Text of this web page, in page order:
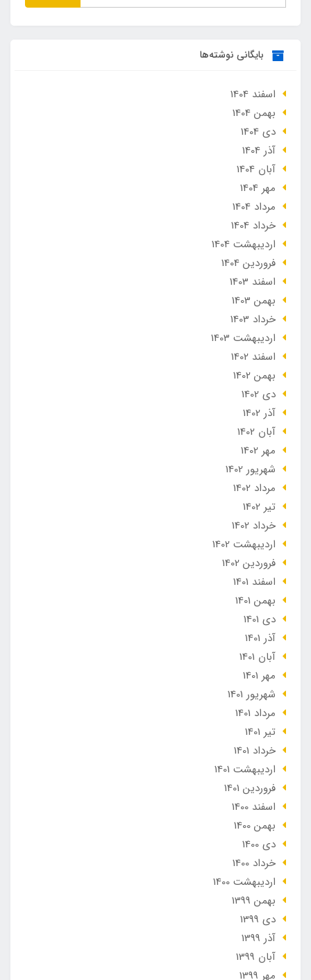
بایگانی نوشته‌ها
اسفند 1404
بهمن 1404
دی 1404
آذر 1404
آبان 1404
مهر 1404
مرداد 1404
خرداد 1404
ارديبهشت 1404
فروردین 1404
اسفند 1403
بهمن 1403
خرداد 1403
ارديبهشت 1403
اسفند 1402
بهمن 1402
دی 1402
آذر 1402
آبان 1402
مهر 1402
شهریور 1402
مرداد 1402
تير 1402
خرداد 1402
ارديبهشت 1402
فروردین 1402
اسفند 1401
بهمن 1401
دی 1401
آذر 1401
آبان 1401
مهر 1401
شهریور 1401
مرداد 1401
تير 1401
خرداد 1401
ارديبهشت 1401
فروردین 1401
اسفند 1400
بهمن 1400
دی 1400
خرداد 1400
ارديبهشت 1400
بهمن 1399
دی 1399
آذر 1399
آبان 1399
مهر 1399